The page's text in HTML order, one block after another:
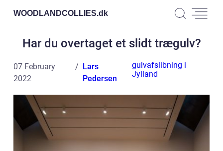
WOODLANDCOLLIES.dk
Har du overtaget et slidt trægulv?
07 February
2022
Lars
Pedersen
gulvafslibning i
Jylland